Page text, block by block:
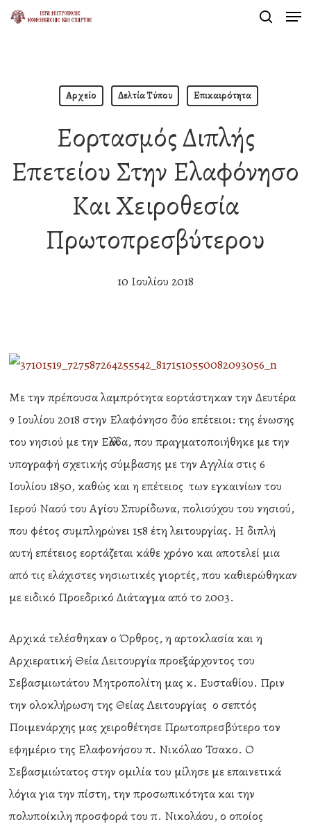
Skip
Αρχείο Δελτία Τύπου Επικαιρότητα
Εορτασμός Διπλής
Επετείου Στην Ελαφόνησο
Και Χειροθεσία
Πρωτοπρεσβύτερου
10 Ιουλίου 2018
Με την πρέπουσα λαμπρότητα εορτάστηκαν την Δευτέρα
9 Ιουλίου 2018 στην Ελαφόνησο δύο επέτειοι: της ένωσης
του νησιού με την Ελλάδα, που πραγματοποιήθηκε με την
υπογραφή σχετικής σύμβασης με την Αγγλία στις 6
Ιουλίου 1850, καθώς και η επέτειος των εγκαινίων του
Ιερού Ναού του Αγίου Σπυρίδωνα, πολιούχου του νησιού,
που φέτος συμπληρώνει 158 έτη λειτουργίας. Η διπλή
αυτή επέτειος εορτάζεται κάθε χρόνο και αποτελεί μια
από τις ελάχιστες νησιωτικές γιορτές, που καθιερώθηκαν
με ειδικό Προεδρικό Διάταγμα από το 2003.
Αρχικά τελέσθηκαν ο Όρθρος, η αρτοκλασία και η
Αρχιερατική Θεία Λειτουργία προεξάρχοντος του
Σεβασμιωτάτου Μητροπολίτη μας κ. Ευσταθίου. Πριν
την ολοκλήρωση της Θείας Λειτουργίας ο σεπτός
Ποιμενάρχης μας χειροθέτησε Πρωτοπρεσβύτερο τον
εφημέριο της Ελαφονήσου π. Νικόλαο Τσακο. Ο
Σεβασμιώτατος στην ομιλία του μίλησε με επαινετικά
λόγια για την πίστη, την προσωπικότητα και την
πολυποίκιλη προσφορά του π. Νικολάου, ο οποίος